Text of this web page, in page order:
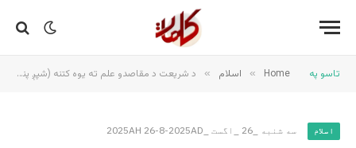
تاسو په Home
» اسلام » د شریعت د مقاصدو علم ته یوه کتنه (شپږ پنځوسمه برخه)
اسلام سه شنبه _26 _اگست _2025AH 26-8-2025AD